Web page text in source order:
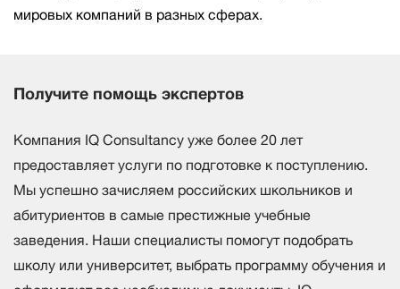
мировых компаний в разных сферах.
Получите помощь экспертов
Компания IQ Consultancy уже более 20 лет
предоставляет услуги по подготовке к поступлению.
Мы успешно зачисляем российских школьников и
абитуриентов в самые престижные учебные
заведения. Наши специалисты помогут подобрать
школу или университет, выбрать программу обучения и